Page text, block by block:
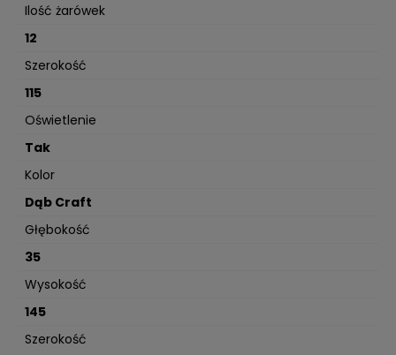
Ilość żarówek
12
Szerokość
115
Oświetlenie
Tak
Kolor
Dąb Craft
Głębokość
35
Wysokość
145
Szerokość